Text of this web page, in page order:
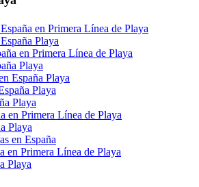
en Primera Línea de Playa
Playa
en Primera Línea de Playa
Playa
España Playa
Playa
Playa
en Primera Línea de Playa
Playa
en España
en Primera Línea de Playa
Playa